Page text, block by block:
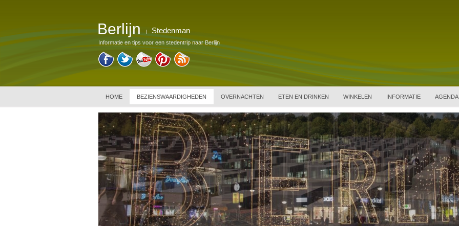
Berlijn Stedenman
Informatie en tips voor een stedentrip naar Berlijn
HOME BEZIENSWAARDIGHEDEN OVERNACHTEN ETEN EN DRINKEN WINKELEN INFORMATIE AGENDA